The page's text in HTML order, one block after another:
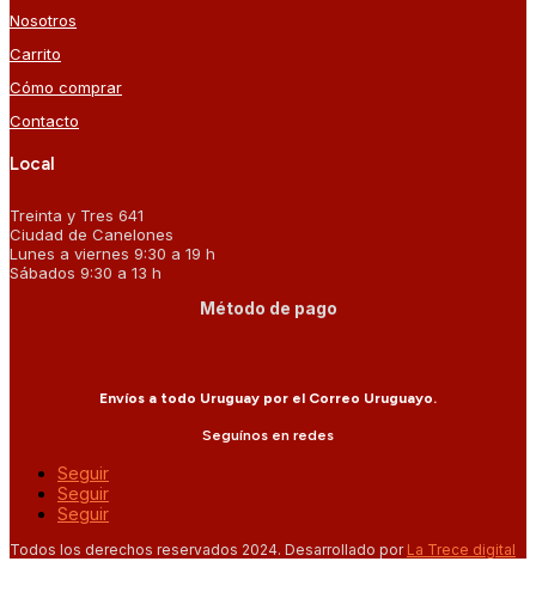
Nosotros
Carrito
Cómo comprar
Contacto
Local
Treinta y Tres 641
Ciudad de Canelones
Lunes a viernes 9:30 a 19 h
Sábados 9:30 a 13 h
Método de pago
Envíos a todo Uruguay por el Correo Uruguayo.
Seguínos en redes
Seguir
Seguir
Seguir
Todos los derechos reservados 2024. Desarrollado por La Trece digital